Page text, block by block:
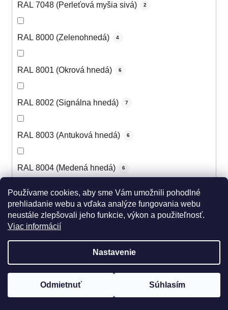
Používame cookies, aby sme Vám umožnili pohodlné
prehliadanie webu a vďaka analýze fungovania webu
neustále zlepšovali jeho funkcie, výkon a použiteľnosť.
Viac informácií
Nastavenie
Odmietnuť Súhlasím
RAL 7048 (Perleťová myšia sivá) 2
RAL 8000 (Zelenohnedá) 4
RAL 8001 (Okrová hnedá) 6
RAL 8002 (Signálna hnedá) 7
RAL 8003 (Antuková hnedá) 6
RAL 8004 (Medená hnedá) 6
RAL 8007 (Žltohnedá svetlá)
RAL 8008 (Olivová hnedá)
RAL 8011 (Oriešková hnedá) 5
RAL 8012 (Červenohnedá) 6